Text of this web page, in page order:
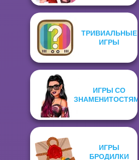
ТРИВИАЛЬНЫЕ
ИГРЫ
ИГРЫ СО
ИГРЫ
БРОДИЛКИ